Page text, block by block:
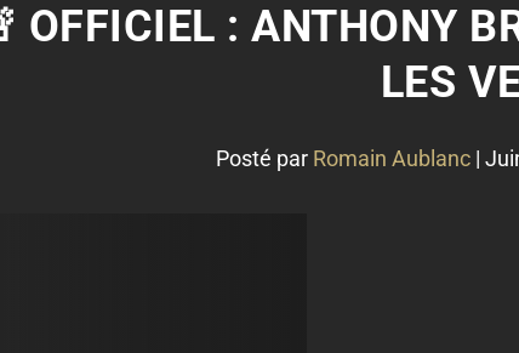
OFFICIEL : ANTHONY
LES
Posté par Romain Aublanc|